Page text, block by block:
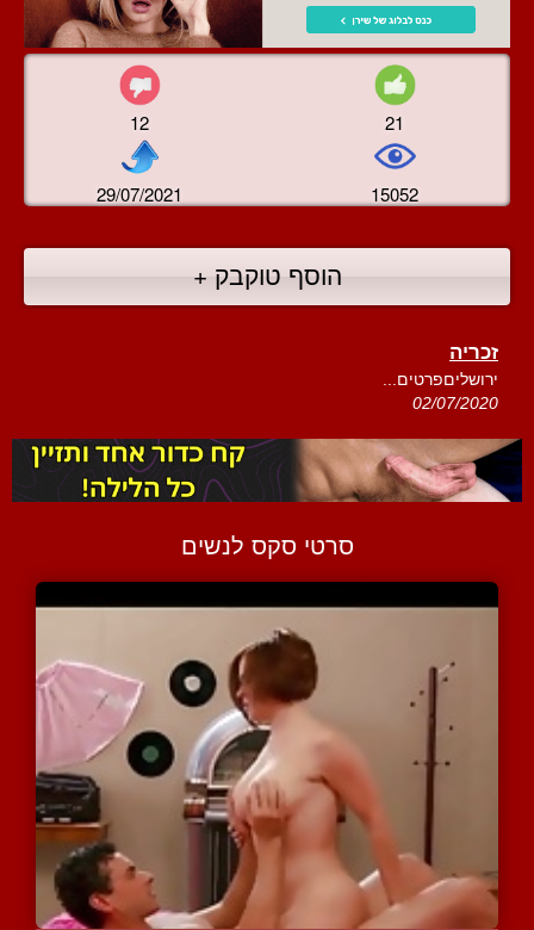
12 21
29/07/2021 15052
הוסף טוקבק +
זכריה
ירושליםפרטים...
02/07/2020
סרטי סקס לנשים